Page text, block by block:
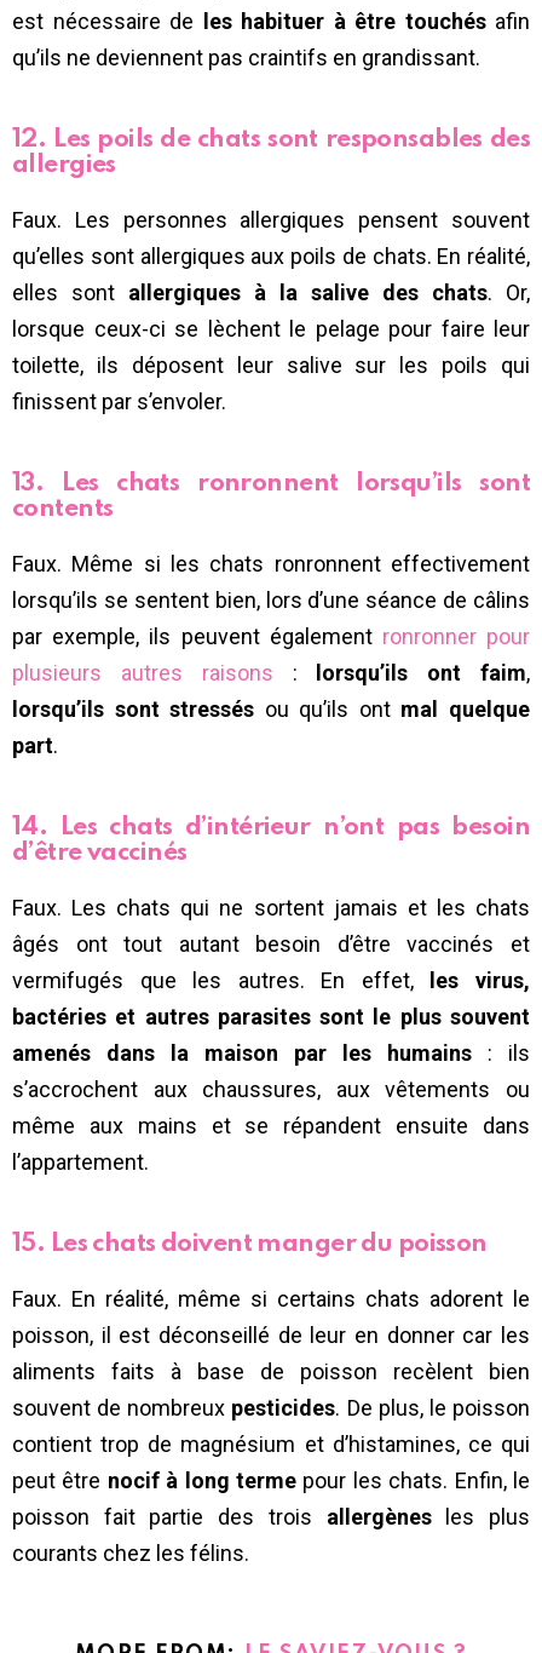
est nécessaire de les habituer à être touchésafin
qu’ils ne deviennent pas craintifs en grandissant.
12. Les poils de chats sont responsables des
allergies
Faux. Les personnes allergiques pensent souvent
qu’elles sont allergiques aux poils de chats. En réalité,
elles sont allergiques à la salive des chats. Or,
lorsque ceux-ci se lèchent le pelage pour faire leur
toilette, ils déposent leur salive sur les poils qui
finissent par s’envoler.
13. Les chats ronronnent lorsqu’ils sont
contents
Faux. Même si les chats ronronnent effectivement
lorsqu’ils se sentent bien, lors d’une séance de câlins
par exemple, ils peuvent également ronronner pour
plusieurs autres raisons : lorsqu’ils ont faim,
lorsqu’ils sont stressés ou qu’ils ontmal quelque
part.
14. Les chats d’intérieur n’ont pas besoin
d’être vaccinés
Faux. Les chats qui ne sortent jamais et les chats
âgés ont tout autant besoin d’être vaccinés et
vermifugés que les autres. En effet, les virus,
bactéries et autres parasites sont le plus souvent
amenés dans la maison par les humains : ils
s’accrochent aux chaussures, aux vêtements ou
même aux mains et se répandent ensuite dans
l’appartement.
15. Les chats doivent manger du poisson
Faux. En réalité, même si certains chats adorent le
poisson, il est déconseillé de leur en donner car les
aliments faits à base de poisson recèlent bien
souvent de nombreux pesticides. De plus, le poisson
contient trop de magnésium et d’histamines, ce qui
peut être nocif à long terme pour les chats. Enfin, le
poisson fait partie des trois allergènesles plus
courants chez les félins.